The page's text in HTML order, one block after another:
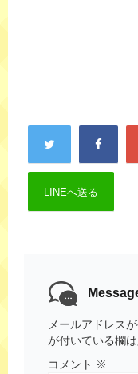
LINEへ送る
メールアドレス
が付いている欄
コメント ※